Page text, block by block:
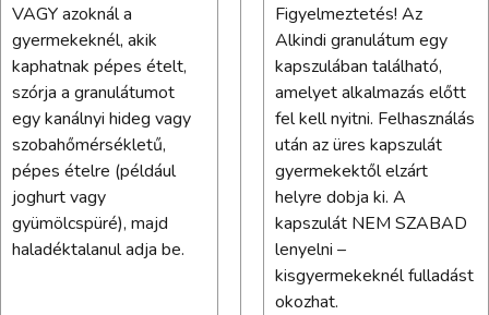
VAGY azoknál a
gyermekeknél, akik
kaphatnak pépes ételt,
szórja a granulátumot
egy kanálnyi hideg vagy
szobahőmérsékletű,
pépes ételre (például
joghurt vagy
gyümölcspüré), majd
haladéktalanul adja be.
Figyelmeztetés! Az
Alkindi granulátum egy
kapszulában található,
amelyet alkalmazás előtt
fel kell nyitni. Felhasználás
után az üres kapszulát
gyermekektől elzárt
helyre dobja ki. A
kapszulát NEM SZABAD
lenyelni –
kisgyermekeknél fulladást
okozhat.